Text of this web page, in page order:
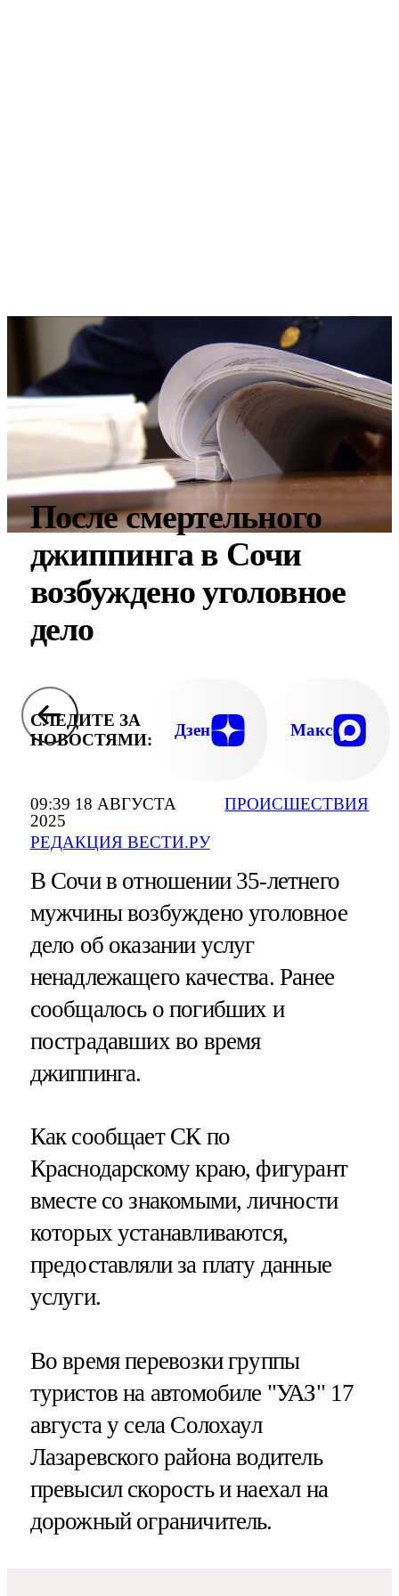
09:39 18 АВГУСТА
2025
РЕДАКЦИЯ ВЕСТИ.РУ
ПРОИСШЕСТВИЯ
После смертельного
джиппинга в Сочи
возбуждено уголовное
дело
СЛЕДИТЕ ЗА
НОВОСТЯМИ:
Дзен Макс
В Сочи в отношении 35-летнего
мужчины возбуждено уголовное
дело об оказании услуг
ненадлежащего качества. Ранее
сообщалось о погибших и
пострадавших во время
джиппинга.
Как сообщает СК по
Краснодарскому краю, фигурант
вместе со знакомыми, личности
которых устанавливаются,
предоставляли за плату данные
услуги.
Во время перевозки группы
туристов на автомобиле "УАЗ" 17
августа у села Солохаул
Лазаревского района водитель
превысил скорость и наехал на
дорожный ограничитель.